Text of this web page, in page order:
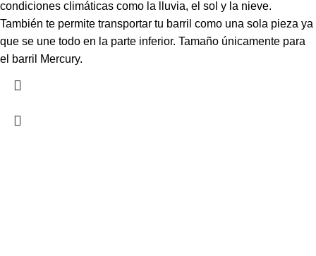
condiciones climáticas como la lluvia, el sol y la nieve.
También te permite transportar tu barril como una sola pieza ya
que se une todo en la parte inferior. Tamaño únicamente para
el barril Mercury.